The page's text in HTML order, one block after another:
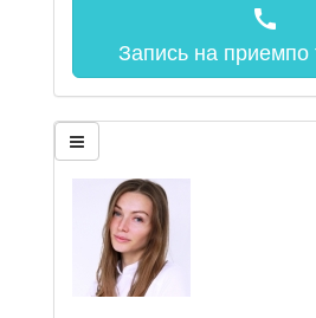
call
Запись на приемпо